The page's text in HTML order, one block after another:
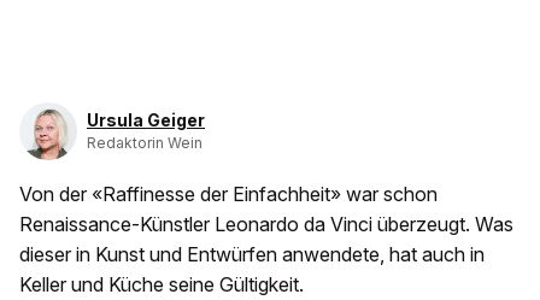
Ursula Geiger
Redaktorin Wein
Von der «Raffinesse der Einfachheit» war schon
Renaissance-Künstler Leonardo da Vinci überzeugt. Was
dieser in Kunst und Entwürfen anwendete, hat auch in
Keller und Küche seine Gültigkeit.